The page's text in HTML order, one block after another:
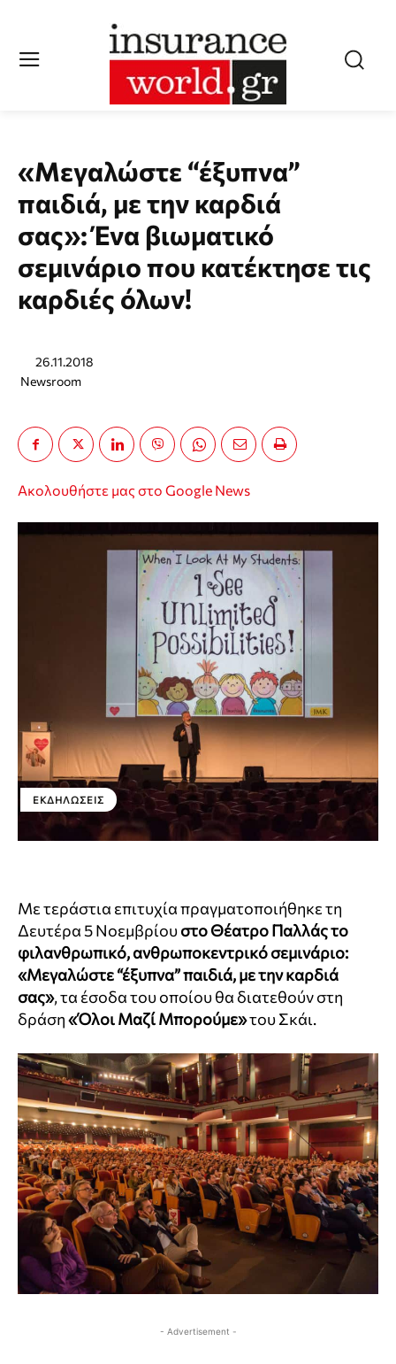
«Μεγαλώστε “έξυπνα”
παιδιά, με την καρδιά
σας»: Ένα βιωματικό
σεμινάριο που κατέκτησε τις
καρδιές όλων!
26.11.2018
Newsroom
Ακολουθήστε μας στο Google News
ΕΚΔΗΛΏΣΕΙΣ
Με τεράστια επιτυχία πραγματοποιήθηκε τη
Δευτέρα 5 Νοεμβρίουστο Θέατρο Παλλάς το
φιλανθρωπικό, ανθρωποκεντρικό σεμινάριο:
«Μεγαλώστε “έξυπνα” παιδιά, με την καρδιά
σας», τα έσοδα του οποίου θα διατεθούν στη
δράση«Όλοι Μαζί Μπορούμε»του Σκάι.
- Advertisement -